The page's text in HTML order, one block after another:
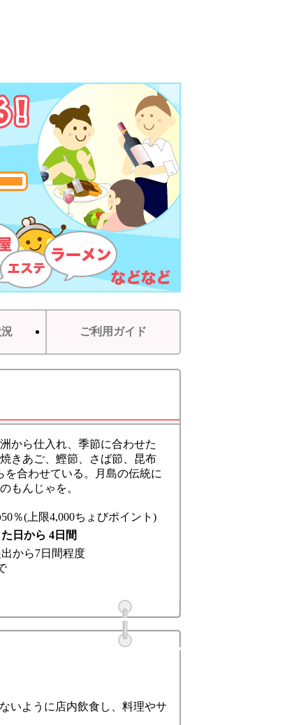
ご利用ガイド
から仕入れ、季節に合わせた
きあご、鰹節、さば節、昆布
を合わせている。月島の伝統に
もんじゃを。
％(上限4,000ちょびポイント)
日から 4日間
から7日間程度
いように店内飲食し、料理やサ